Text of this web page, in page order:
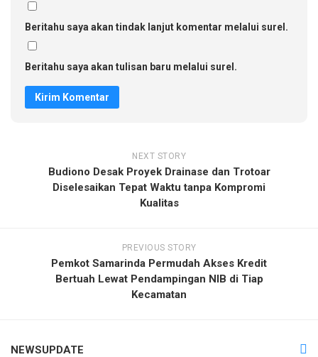
Beritahu saya akan tindak lanjut komentar melalui surel.
Beritahu saya akan tulisan baru melalui surel.
NEXT STORY
Budiono Desak Proyek Drainase dan Trotoar
Diselesaikan Tepat Waktu tanpa Kompromi
Kualitas
PREVIOUS STORY
Pemkot Samarinda Permudah Akses Kredit
Bertuah Lewat Pendampingan NIB di Tiap
Kecamatan
NEWSUPDATE